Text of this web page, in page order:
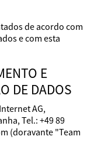
de acordo com
e com esta
E
DE DADOS
AG,
Tel.: +49 89
(doravante "Team